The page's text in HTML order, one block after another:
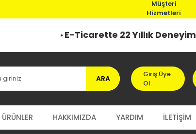
Müşteri
Hizmetleri
E-Ticarette 22 Yıllık Deneyim
ARA
Giriş Üye
Ol
HAKKIMIZDA YARDIM İLETİŞİM